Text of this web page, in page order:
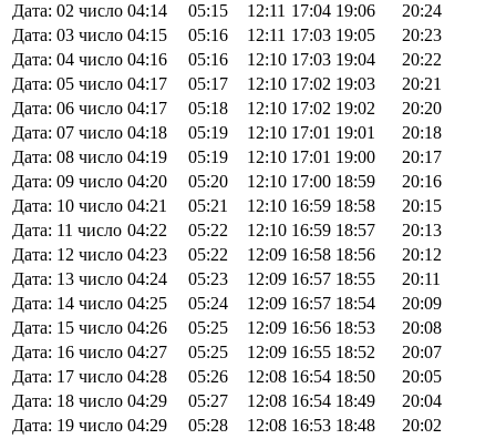
Дата: 02 число 04:14 05:15 12:11 17:04 19:06
20:24
Дата: 03 число 04:15 05:16 12:11 17:03 19:05
20:23
Дата: 04 число 04:16 05:16 12:10 17:03 19:04
20:22
Дата: 05 число 04:17 05:17 12:10 17:02 19:03
20:21
Дата: 06 число 04:17 05:18 12:10 17:02 19:02
20:20
Дата: 07 число 04:18 05:19 12:10 17:01 19:01
20:18
Дата: 08 число 04:19 05:19 12:10 17:01 19:00
20:17
Дата: 09 число 04:20 05:20 12:10 17:00 18:59
20:16
Дата: 10 число 04:21 05:21 12:10 16:59 18:58
20:15
Дата: 11 число 04:22 05:22 12:10 16:59 18:57
20:13
Дата: 12 число 04:23 05:22 12:09 16:58 18:56
20:12
Дата: 13 число 04:24 05:23 12:09 16:57 18:55
20:11
Дата: 14 число 04:25 05:24 12:09 16:57 18:54
20:09
Дата: 15 число 04:26 05:25 12:09 16:56 18:53
20:08
Дата: 16 число 04:27 05:25 12:09 16:55 18:52
20:07
Дата: 17 число 04:28 05:26 12:08 16:54 18:50
20:05
Дата: 18 число 04:29 05:27 12:08 16:54 18:49
20:04
Дата: 19 число 04:29 05:28 12:08 16:53 18:48
20:02